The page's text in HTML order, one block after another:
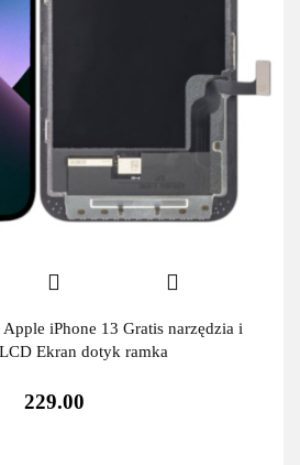
iPhone 13 Gratis narzędzia i
Ekran dotyk ramka
229.00